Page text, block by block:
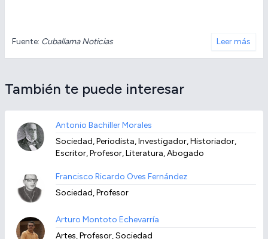
Fuente: Cuballama Noticias Leer más
También te puede interesar
Antonio Bachiller Morales
Sociedad, Periodista, Investigador, Historiador,
Escritor, Profesor, Literatura, Abogado
Francisco Ricardo Oves Fernández
Sociedad, Profesor
Arturo Montoto Echevarría
Artes, Profesor, Sociedad